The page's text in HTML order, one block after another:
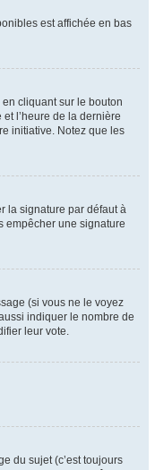
est affichée en bas
cliquant sur le bouton
l’heure de la dernière
initiative. Notez que les
la signature par défaut à
empêcher une signature
(si vous ne le voyez
indiquer le nombre de
leur vote.
du sujet (c’est toujours